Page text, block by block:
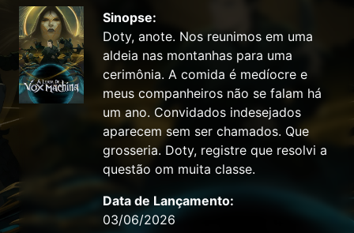
Sinopse:
Doty, anote. Nos reunimos em uma
aldeia nas montanhas para uma
cerimônia. A comida é medíocre e
meus companheiros não se falam há
um ano. Convidados indesejados
aparecem sem ser chamados. Que
grosseria. Doty, registre que resolvi a
questão om muita classe.
Data de Lançamento:
03/06/2026